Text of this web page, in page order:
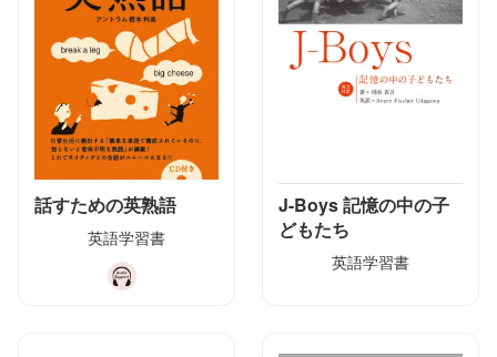
話すための英熟語
英語学習書
J-Boys 記憶の中の子
どもたち
英語学習書